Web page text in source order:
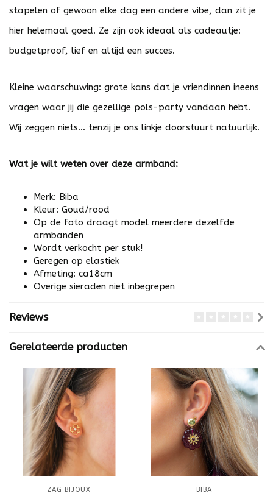
stapelen of gewoon elke dag een andere vibe, dan zit je
hier helemaal goed. Ze zijn ook ideaal als cadeautje:
budgetproof, lief en altijd een succes.
Kleine waarschuwing: grote kans dat je vriendinnen ineens
vragen waar jij die gezellige pols-party vandaan hebt.
Wij zeggen niets… tenzij je ons linkje doorstuurt natuurlijk.
Wat je wilt weten over deze armband:
Merk: Biba
Kleur: Goud/rood
Op de foto draagt model meerdere dezelfde
armbanden
Wordt verkocht per stuk!
Geregen op elastiek
Afmeting: ca18cm
Overige sieraden niet inbegrepen
Reviews
Gerelateerde producten
ZAG BIJOUX BIBA